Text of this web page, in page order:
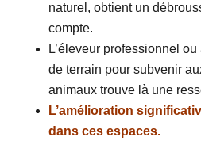
naturel, obtient un
compte.
L’éleveur professionnel
de terrain pour subvenir
animaux trouve là une
L’amélioration
dans ces espaces.